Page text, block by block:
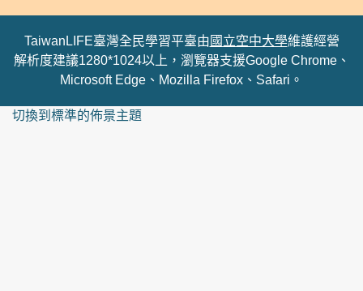
TaiwanLIFE臺灣全民學習平臺由 國立空中大學維護經營
解析度建議1280*1024以上，瀏覽器支援Google Chrome、
Microsoft Edge、Mozilla Firefox、Safari。
切換到標準的佈景主題